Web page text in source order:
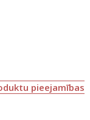
pieejamības